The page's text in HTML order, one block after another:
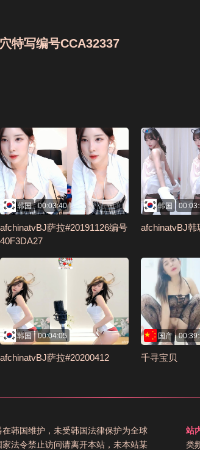
特写编号CCA32337
韩国 00:03:40
afchinatvBJ萨拉#20191126编号
40F3DA27
韩国
afchinatvBJ韩
韩国 00:04:05
afchinatvBJ萨拉#20200412
国产
千寻宝贝
在韩国维护，未受韩国法律保护为全球
法令禁止访问请离开本站，未本站某
站
类